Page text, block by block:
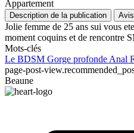
Appartement
Description de la publication Avis
Jolie femme de 25 ans sui vous
moment coquins et de rencontre
Mots-clés
Le BDSM Gorge profonde Anal
page-post-
Beaune